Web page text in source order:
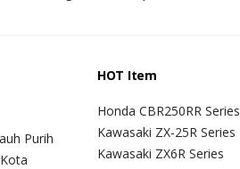
Purih
HOT Item
Honda CBR250RR Series
Kawasaki ZX-25R Series
Kawasaki ZX6R Series